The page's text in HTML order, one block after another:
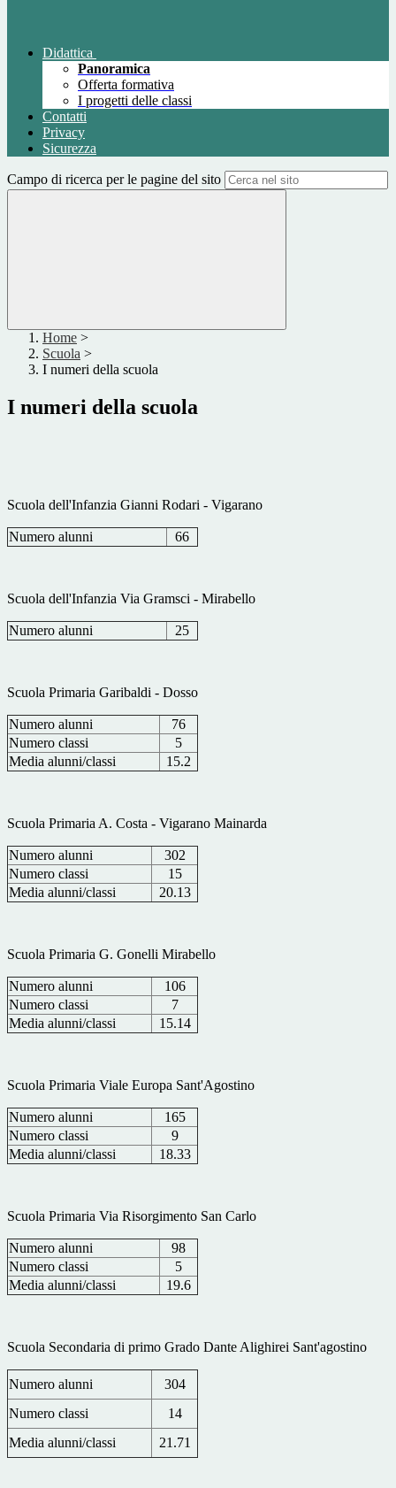
Didattica
Panoramica
Offerta formativa
I progetti delle classi
Contatti
Privacy
Sicurezza
Campo di ricerca per le pagine del sito
Home >
Scuola >
I numeri della scuola
I numeri della scuola
Scuola dell'Infanzia Gianni Rodari - Vigarano
Numero alunni 66
Scuola dell'Infanzia Via Gramsci - Mirabello
Numero alunni 25
Scuola Primaria Garibaldi - Dosso
Numero alunni
76
Numero classi
5
Media alunni/classi
15.2
Scuola Primaria A. Costa - Vigarano Mainarda
Numero alunni
302
Numero classi
15
Media alunni/classi
20.13
Scuola Primaria G. Gonelli Mirabello
Numero alunni
106
Numero classi
7
Media alunni/classi
15.14
Scuola Primaria Viale Europa Sant'Agostino
Numero alunni
165
Numero classi
9
Media alunni/classi
18.33
Scuola Primaria Via Risorgimento San Carlo
Numero alunni
98
Numero classi
5
Media alunni/classi
19.6
Scuola Secondaria di primo Grado Dante Alighirei Sant'agostino
Numero alunni
304
Numero classi
14
Media alunni/classi
21.71